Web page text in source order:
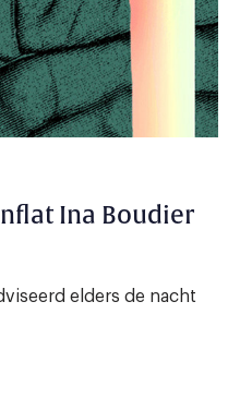
Ina Boudier
elders de nacht